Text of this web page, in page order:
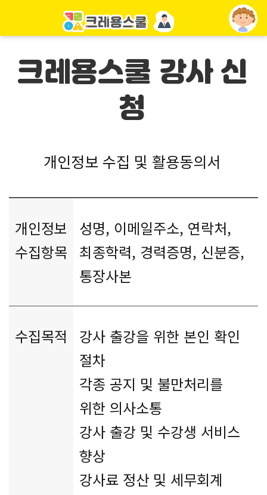
크레용스쿨 강사 신
청
개인정보 수집 및 활용동의서
개인정보
수집항목
성명, 이메일주소, 연락처,
최종학력, 경력증명, 신분증,
통장사본
수집목적
강사 출강을 위한 본인 확인
절차
각종 공지 및 불만처리를
위한 의사소통
강사 출강 및 수강생 서비스
향상
강사료 정산 및 세무회계